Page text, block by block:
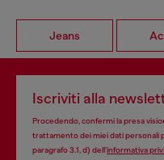
Jeans
Iscriviti alla
Procedendo, confermi la presa
trattamento dei miei dati personali
paragrafo 3.1, d) dell’informativa